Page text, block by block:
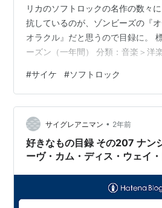
リカのソフトロックの名作の数々
抗しているのが、ゾンビーズの『
オラクル』だと思うので目録に。
ーズン（一年間） 分類：音楽＞洋
ORACLEオデッセイ・アンド・オラ
ZOMBIESゾンビーズ メンバー：
アージェントPAUL ATKINSONポ
COLIN BLUNSTONEコリン・ブラ
WHITEクリス・ホワイトHUGH GR…
#サイケ #ソフトロック
サイグレアニマン • 2年前
好きなもの目録 その207 ナン
ーヴ・カム・ディス・ウェイ